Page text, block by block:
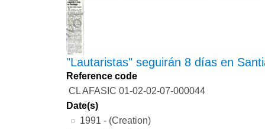
"Lautaristas" seguirán 8 días en
Reference code
CL AFASIC 01-02-02-07-000044
Date(s)
1991 - (Creation)